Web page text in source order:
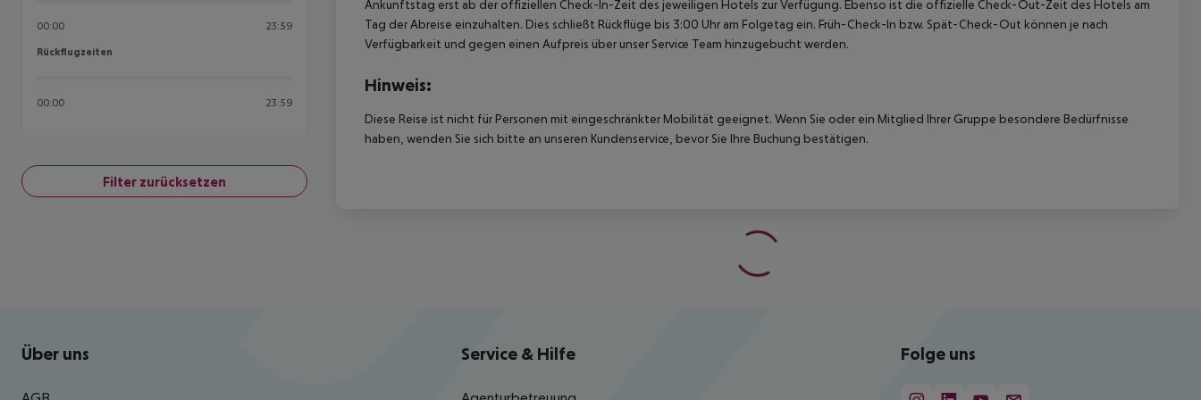
00:00 23:59
Rückflugzeiten
Rückflugzeiten
00:00 23:59
Filter zurücksetzen
Ankunftstag erst ab der offiziellen Check-In-Zeit des jeweiligen Hotels zur Verfügung. Ebenso ist die offizielle Check-Out-Zeit des Hotels am
Tag der Abreise einzuhalten. Dies schließt Rückflüge bis 3:00 Uhr am Folgetag ein. Früh-Check-In bzw. Spät-Check-Out können je nach
Verfügbarkeit und gegen einen Aufpreis über unser Service Team hinzugebucht werden.
Hinweis:
Diese Reise ist nicht für Personen mit eingeschränkter Mobilität geeignet. Wenn Sie oder ein Mitglied Ihrer Gruppe besondere Bedürfnisse
haben, wenden Sie sich bitte an unseren Kundenservice, bevor Sie Ihre Buchung bestätigen.
Footer navigation
Über uns Service & Hilfe Folge uns